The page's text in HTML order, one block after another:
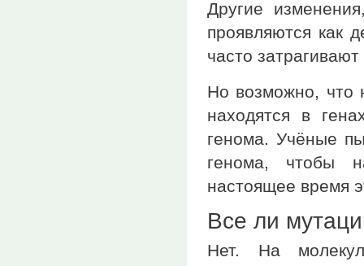
Другие
проявляются как
часто
Но возможно, что
находятся в
генома. Учёные
генома, чтобы
настоящее время
Все ли
Нет. На